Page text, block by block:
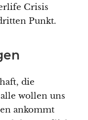
Crisis
Punkt.
die
wollen uns
ankommt